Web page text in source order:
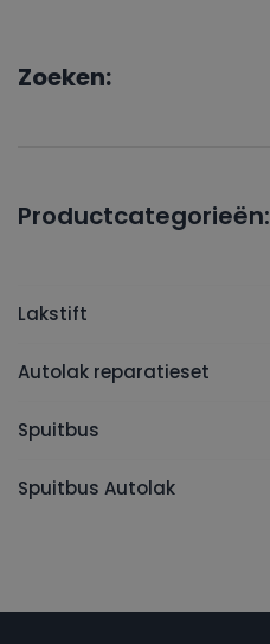
Zoeken:
Productcategorieën:
Lakstift
Autolak reparatieset
Spuitbus
Spuitbus Autolak